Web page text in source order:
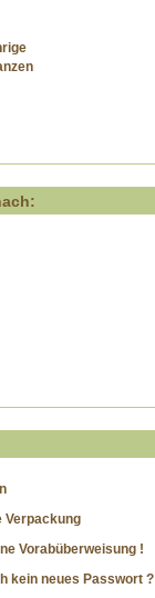
Verpackung
Vorabüberweisung !
kein neues Passwort ?